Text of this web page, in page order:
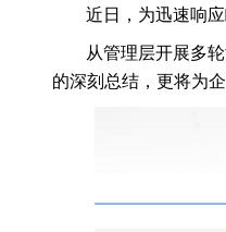
近日，为迅速响
从管理层开展多
的深刻总结，更将为